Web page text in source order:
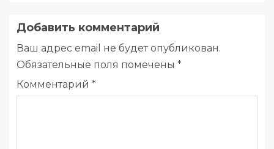
Добавить комментарий
Ваш адрес email не будет опубликован.
Обязательные поля помечены *
Комментарий *